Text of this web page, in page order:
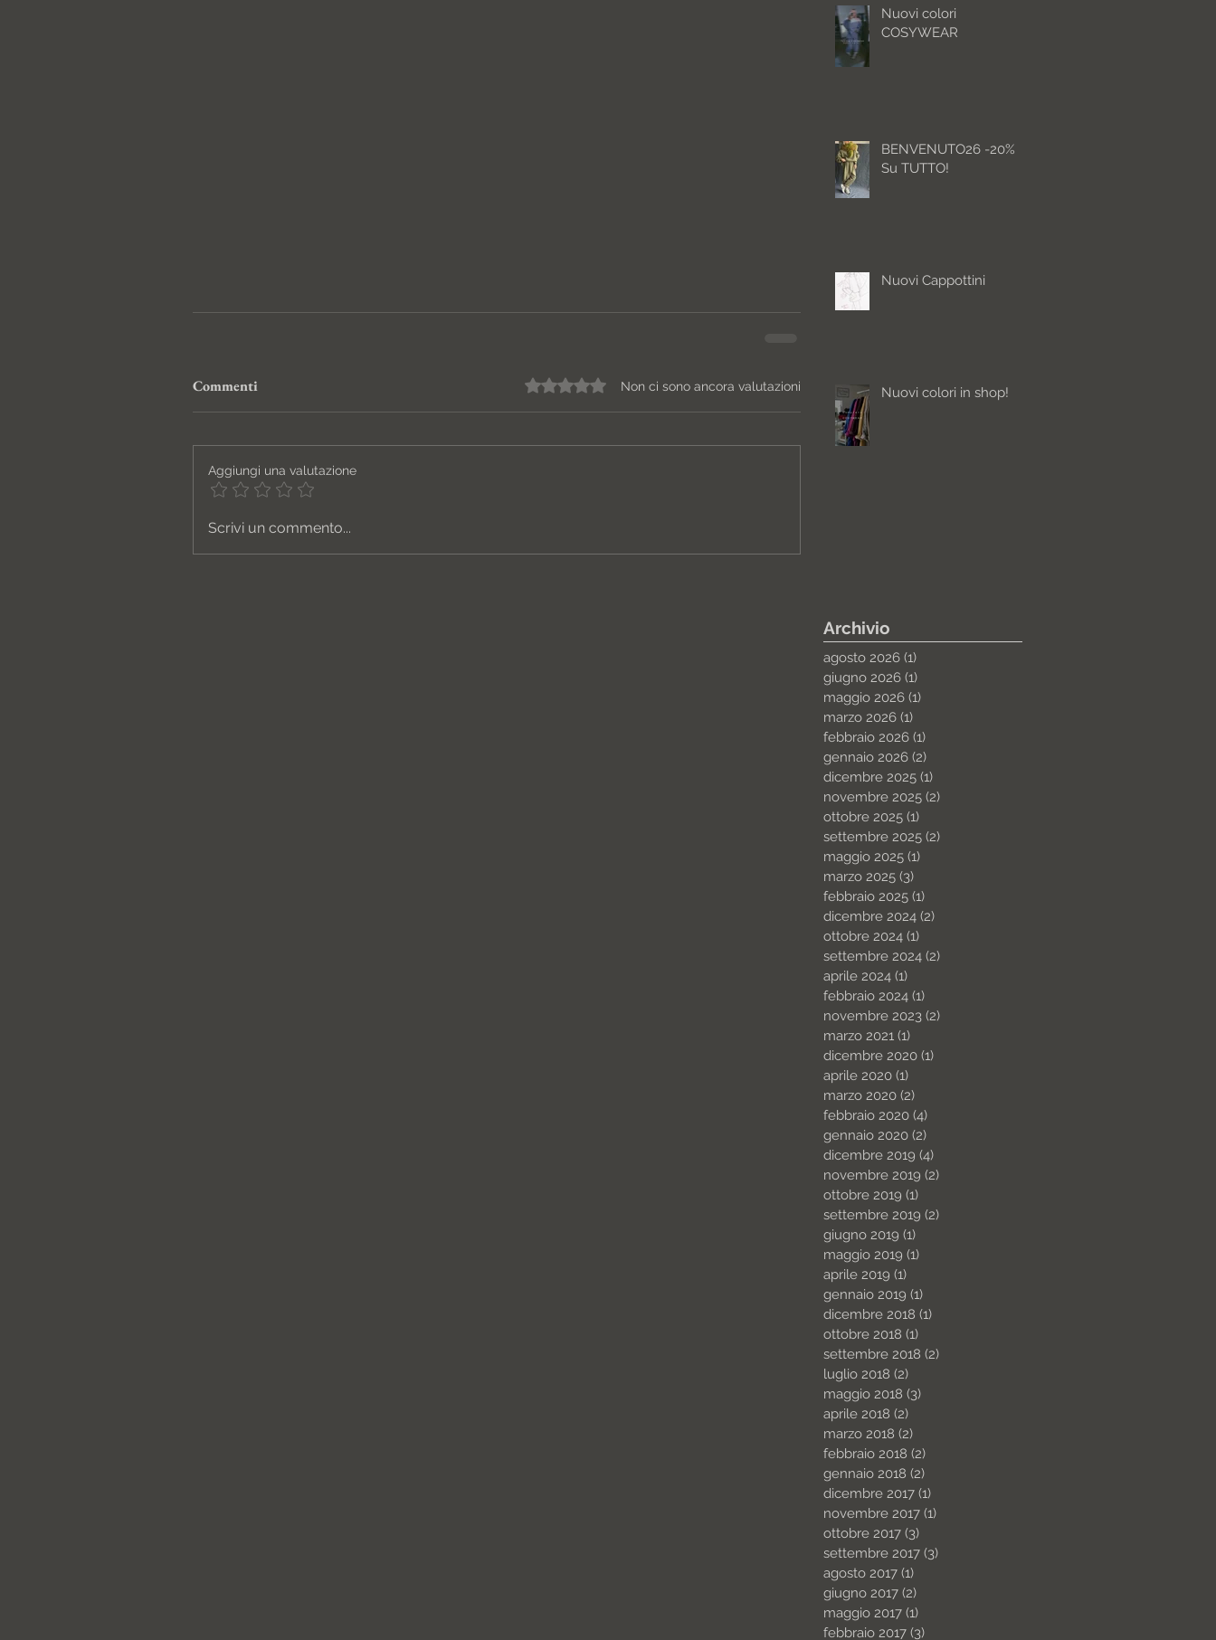
Commenti Valutazione 0 stelle su 5.Non ci sono ancora valutazioni
Aggiungi una valutazione
Scrivi un commento...
Nuovi colori
COSYWEAR
BENVENUTO26 -20%
Su TUTTO!
Nuovi Cappottini
Nuovi colori in shop!
Archivio
agosto 2026 (1)
giugno 2026 (1)
maggio 2026 (1)
marzo 2026 (1)
febbraio 2026 (1)
gennaio 2026 (2)
dicembre 2025 (1)
novembre 2025 (2)
ottobre 2025 (1)
settembre 2025 (2)
maggio 2025 (1)
marzo 2025 (3)
febbraio 2025 (1)
dicembre 2024 (2)
ottobre 2024 (1)
settembre 2024 (2)
aprile 2024 (1)
febbraio 2024 (1)
novembre 2023 (2)
marzo 2021 (1)
dicembre 2020 (1)
aprile 2020 (1)
marzo 2020 (2)
febbraio 2020 (4)
gennaio 2020 (2)
dicembre 2019 (4)
novembre 2019 (2)
ottobre 2019 (1)
settembre 2019 (2)
giugno 2019 (1)
maggio 2019 (1)
aprile 2019 (1)
gennaio 2019 (1)
dicembre 2018 (1)
ottobre 2018 (1)
settembre 2018 (2)
luglio 2018 (2)
maggio 2018 (3)
aprile 2018 (2)
marzo 2018 (2)
febbraio 2018 (2)
gennaio 2018 (2)
dicembre 2017 (1)
novembre 2017 (1)
ottobre 2017 (3)
settembre 2017 (3)
agosto 2017 (1)
giugno 2017 (2)
maggio 2017 (1)
febbraio 2017 (3)